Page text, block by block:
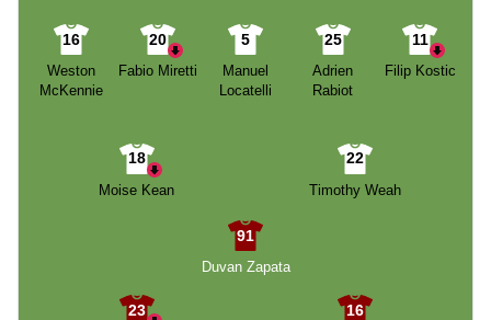
16
Weston
McKennie
20
Fabio Miretti
5
Manuel
Locatelli
25
Adrien
Rabiot
11
Filip Kostic
18
Moise Kean
22
Timothy Weah
91
Duvan Zapata
23
16